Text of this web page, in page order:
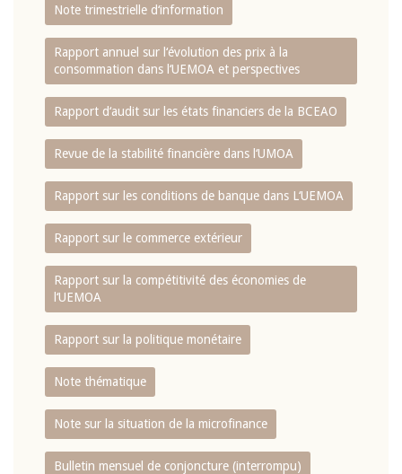
Note trimestrielle d‘information
Rapport annuel sur l‘évolution des prix à la
consommation dans l‘UEMOA et perspectives
Rapport d‘audit sur les états financiers de la BCEAO
Revue de la stabilité financière dans l‘UMOA
Rapport sur les conditions de banque dans L‘UEMOA
Rapport sur le commerce extérieur
Rapport sur la compétitivité des économies de
l‘UEMOA
Rapport sur la politique monétaire
Note thématique
Note sur la situation de la microfinance
Bulletin mensuel de conjoncture (interrompu)